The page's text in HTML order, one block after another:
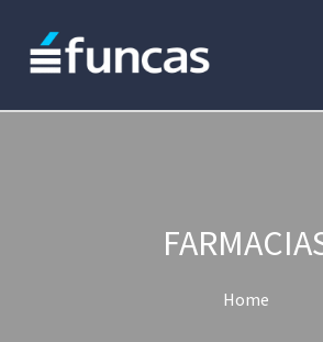
Home